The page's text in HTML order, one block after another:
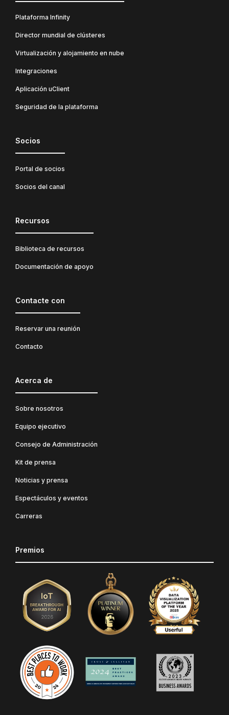
Plataforma Infinity
Director mundial de clústeres
Virtualización y alojamiento en nube
Integraciones
Aplicación uClient
Seguridad de la plataforma
Socios
Portal de socios
Socios del canal
Recursos
Biblioteca de recursos
Documentación de apoyo
Contacte con
Reservar una reunión
Contacto
Acerca de
Sobre nosotros
Equipo ejecutivo
Consejo de Administración
Kit de prensa
Noticias y prensa
Espectáculos y eventos
Carreras
Premios